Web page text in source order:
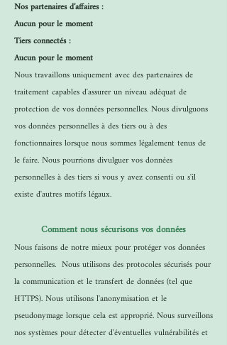
Nos partenaires d’affaires :
Aucun pour le moment
Tiers connectés :
Aucun pour le moment
Nous travaillons uniquement avec des partenaires de
traitement capables d'assurer un niveau adéquat de
protection de vos données personnelles. Nous divulguons
vos données personnelles à des tiers ou à des
fonctionnaires lorsque nous sommes légalement tenus de
le faire. Nous pourrions divulguer vos données
personnelles à des tiers si vous y avez consenti ou s'il
existe d'autres motifs légaux.
Comment nous sécurisons vos données
Nous faisons de notre mieux pour protéger vos données
personnelles. Nous utilisons des protocoles sécurisés pour
la communication et le transfert de données (tel que
HTTPS). Nous utilisons l'anonymisation et le
pseudonymage lorsque cela est approprié. Nous surveillons
nos systèmes pour détecter d'éventuelles vulnérabilités et